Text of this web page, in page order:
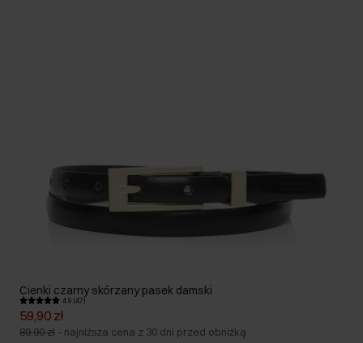
Cienki czarny skórzany pasek damski
4.9 (47)
59,90 zł
89,90 zł - najniższa cena z 30 dni przed obniżką